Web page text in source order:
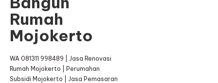
Rumah
Mojokerto
WA 081311 998489 | Jasa Renovasi
Rumah Mojokerto | Perumahan
Subsidi Mojokerto | Jasa Pemasaran